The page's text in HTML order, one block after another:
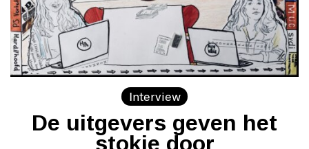
Interview
De uitgevers geven het
stokje door